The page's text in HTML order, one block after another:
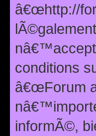
â€œhttp://
conditions
â€œForum
informÃ©,